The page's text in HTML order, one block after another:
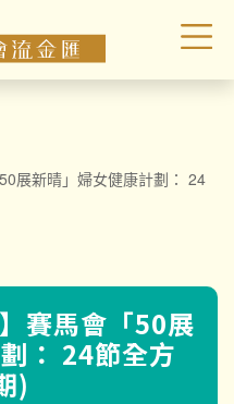
展新晴」婦女健康計劃： 24
賽馬會「50展
： 24節全方
)